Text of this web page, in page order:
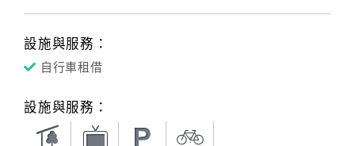
設施與服務：
自行車租借
設施與服務：